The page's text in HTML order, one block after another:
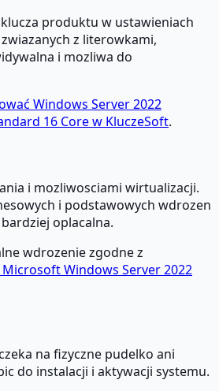
produktu w ustawieniach
z literowkami,
i mozliwa do
Windows Server 2022
16 Core w KluczeSoft.
i mozliwosciami wirtualizacji.
i podstawowych wdrozen
oplacalna.
wdrozenie zgodne z
Windows Server 2022
na fizyczne pudelko ani
do instalacji i aktywacji systemu.